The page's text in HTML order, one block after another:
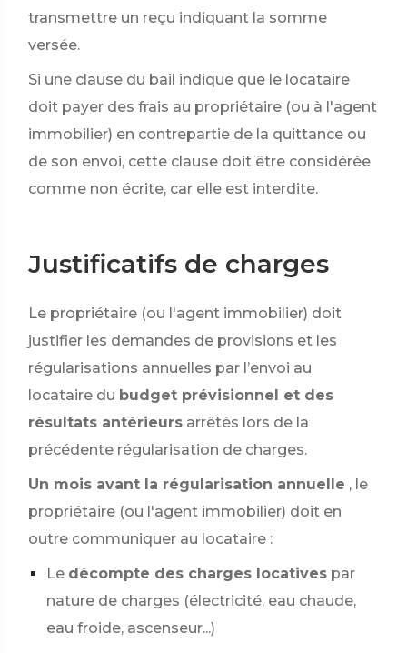
transmettre un reçu indiquant la somme
versée.
Si une clause du bail indique que le locataire
doit payer des frais au propriétaire (ou à l'agent
immobilier) en contrepartie de la quittance ou
de son envoi, cette clause doit être considérée
comme non écrite, car elle est interdite.
Justificatifs de charges
Le propriétaire (ou l'agent immobilier) doit
justifier les demandes de provisions et les
régularisations annuelles par l’envoi au
locataire du budget prévisionnel et des
résultats antérieurs arrêtés lors de la
précédente régularisation de charges.
Un mois avant la régularisation annuelle , le
propriétaire (ou l'agent immobilier) doit en
outre communiquer au locataire :
Le décompte des charges locatives par
nature de charges (électricité, eau chaude,
eau froide, ascenseur...)